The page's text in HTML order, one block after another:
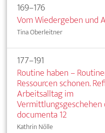
169–176
Vom Wiedergeben und
Tina Oberleitner
177–191
Routine haben –
Ressourcen schonen.
Arbeitsalltag im
Vermittlungsgeschehen
documenta 12
Kathrin Nölle